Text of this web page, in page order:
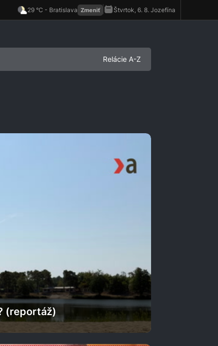
Relácie A-Z
(reportáž)